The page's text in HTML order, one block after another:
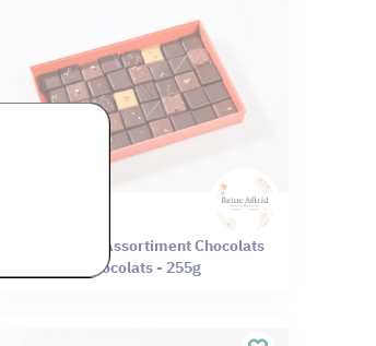
Reine Astrid - Assortiment Chocolats
Noir Lait 40 chocolats - 255g